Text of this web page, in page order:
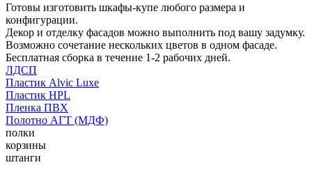
Готовы изготовить шкафы-купе любого размера и
конфигурации.
Декор и отделку фасадов можно выполнить под вашу задумку.
Возможно сочетание нескольких цветов в одном фасаде.
Бесплатная сборка в течение 1-2 рабочих дней.
ЛДСП
Пластик Alvic Luxe
Пластик HPL
Пленка ПВХ
Полотно АГТ (МДФ)
полки
корзины
штанги